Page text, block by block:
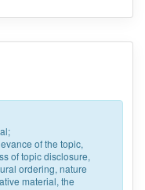
of the topic,
of topic disclosure,
ordering, nature
material, the